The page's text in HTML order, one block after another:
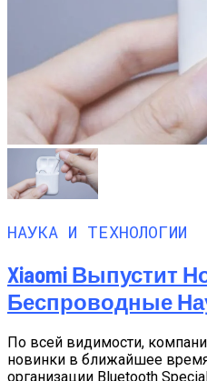
НАУКА И ТЕХНОЛОГИИ
Xiaomi Выпустит
Беспроводные
По всей видимости,
новинки в ближайшее
организации Bluetooth